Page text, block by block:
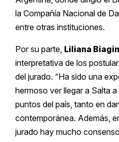
la Compañía Nacional de
entre otras instituciones.
Por su parte, Liliana
interpretativa de los
del jurado. “Ha sido una
hermoso ver llegar a Salta
puntos del país, tanto en
contemporánea. Además,
jurado hay mucho